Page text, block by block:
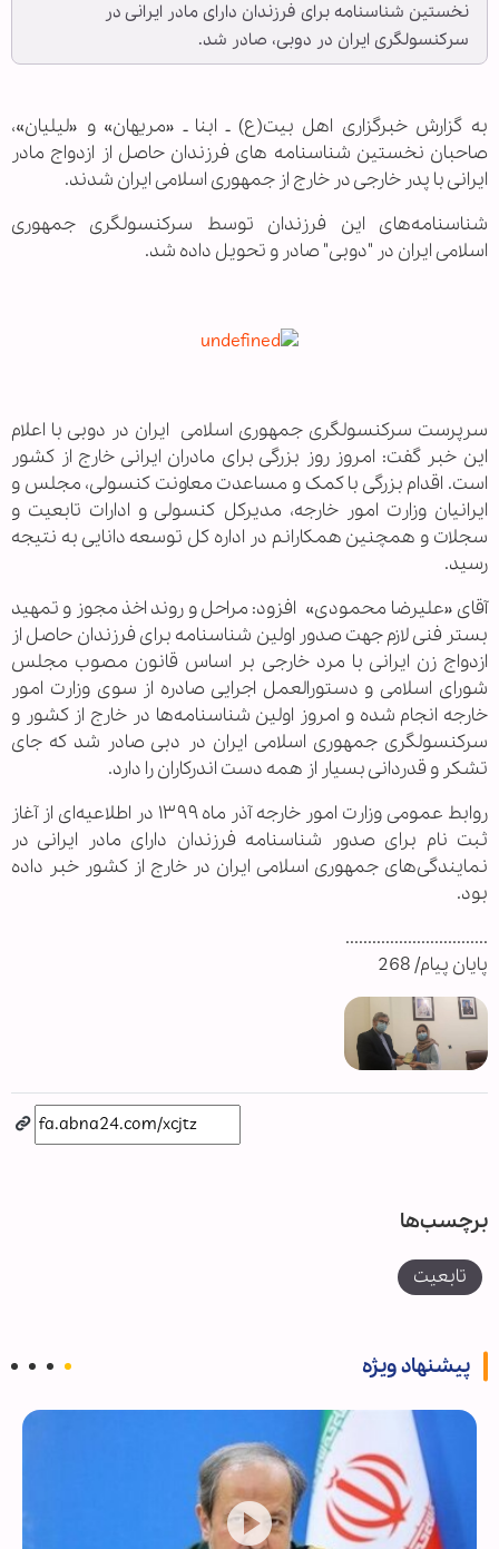
نخستین شناسنامه برای فرزندان دارای مادر ایرانی در
سرکنسولگری ایران در دوبی، صادر شد.
به گزارش خبرگزاری اهل بیت(ع) ـ ابنا ـ «مریهان» و «لیلیان»،
صاحبان نخستین شناسنامه های فرزندان حاصل از ازدواج مادر
ایرانی با پدر خارجی در خارج از جمهوری اسلامی ایران شدند.
شناسنامه‌های این فرزندان توسط سرکنسولگری جمهوری
اسلامی ایران در "دوبی" صادر و تحویل داده شد.
سرپرست سرکنسولگری جمهوری اسلامی ایران در دوبی با اعلام
این خبر گفت: امروز روز بزرگی برای مادران ایرانی خارج از کشور
است. اقدام بزرگی با کمک و مساعدت معاونت کنسولی، مجلس و
ایرانیان وزارت امور خارجه، مدیرکل کنسولی و ادارات تابعیت و
سجلات و همچنین همکارانم در اداره کل توسعه دانایی به نتیجه
رسید.
آقای «علیرضا محمودی» افزود: مراحل و روند اخذ مجوز و تمهید
بستر فنی لازم جهت صدور اولین شناسنامه برای فرزندان حاصل از
ازدواج زن ایرانی با مرد خارجی بر اساس قانون مصوب مجلس
شورای اسلامی و دستورالعمل اجرایی صادره از سوی وزارت امور
خارجه انجام شده و امروز اولین شناسنامه‌ها در خارج از کشور و
سرکنسولگری جمهوری اسلامی ایران در دبی صادر شد که جای
تشکر و قدردانی بسیار از همه دست اندرکاران را دارد.
روابط عمومی وزارت امور خارجه آذر ماه ۱۳۹۹ در اطلاعیه‌ای از آغاز
ثبت نام برای صدور شناسنامه فرزندان دارای مادر ایرانی در
نمایندگی‌های جمهوری اسلامی ایران در خارج از کشور خبر داده
بود.
................................
پایان پیام/ 268
برچسب‌ها
تابعیت
پیشنهاد ویژه